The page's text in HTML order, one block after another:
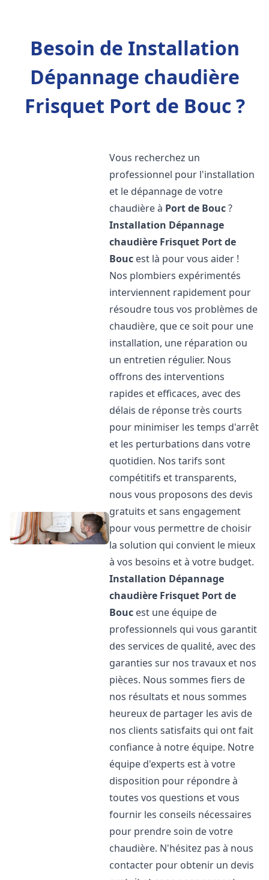
Besoin de Installation
Dépannage chaudière
Frisquet Port de Bouc ?
Vous recherchez un
professionnel pour l'installation
et le dépannage de votre
chaudière à Port de Bouc?
Installation Dépannage
chaudière Frisquet Port de
Bouc est là pour vous aider !
Nos plombiers expérimentés
interviennent rapidement pour
résoudre tous vos problèmes de
chaudière, que ce soit pour une
installation, une réparation ou
un entretien régulier. Nous
offrons des interventions
rapides et efficaces, avec des
délais de réponse très courts
pour minimiser les temps d'arrêt
et les perturbations dans votre
quotidien. Nos tarifs sont
compétitifs et transparents,
nous vous proposons des devis
gratuits et sans engagement
pour vous permettre de choisir
la solution qui convient le mieux
à vos besoins et à votre budget.
Installation Dépannage
chaudière Frisquet Port de
Bouc est une équipe de
professionnels qui vous garantit
des services de qualité, avec des
garanties sur nos travaux et nos
pièces. Nous sommes fiers de
nos résultats et nous sommes
heureux de partager les avis de
nos clients satisfaits qui ont fait
confiance à notre équipe. Notre
équipe d'experts est à votre
disposition pour répondre à
toutes vos questions et vous
fournir les conseils nécessaires
pour prendre soin de votre
chaudière. N'hésitez pas à nous
contacter pour obtenir un devis